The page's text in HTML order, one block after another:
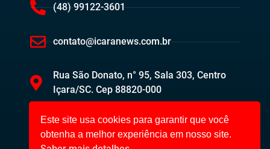
(48) 99122-3601
contato@icaranews.com.br
Rua São Donato, n° 95, Sala 303, Centro
Içara/SC. Cep 88820-000
Este site usa cookies para garantir que você
obtenha a melhor experiência em nosso site.